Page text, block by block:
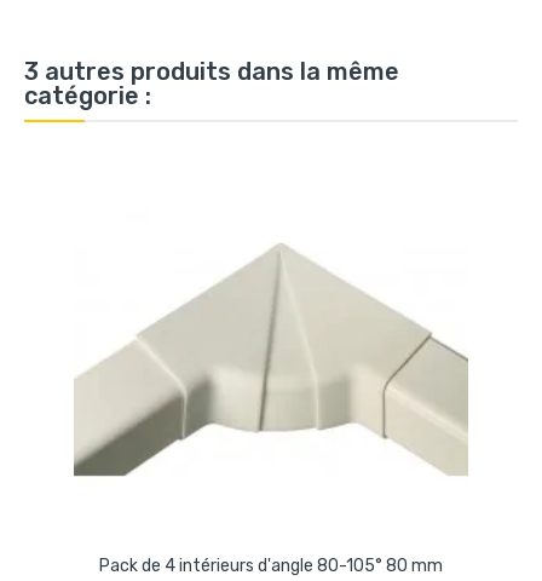
3 autres produits dans la même
catégorie :
Pack de 4 intérieurs d'angle 80-105° 80 mm